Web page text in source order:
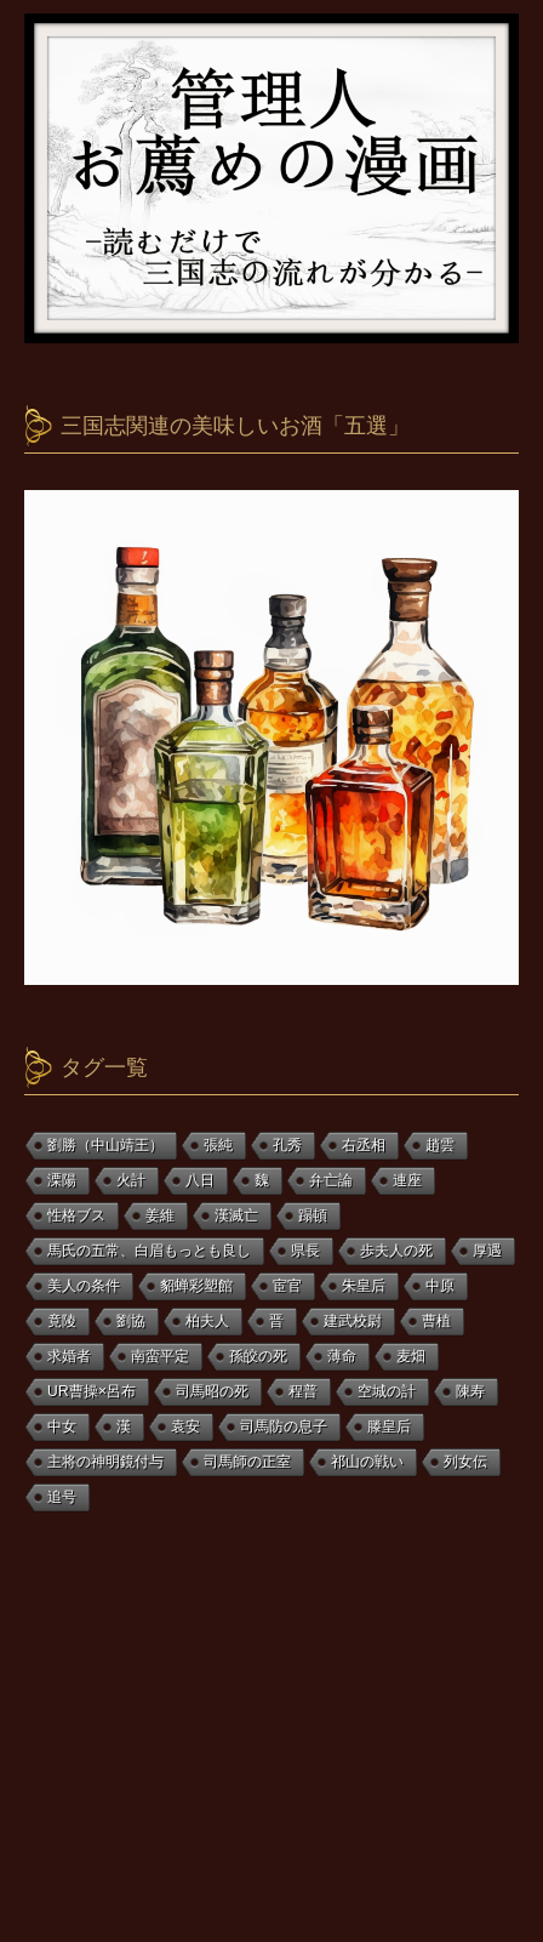
三国志関連の美味しいお酒「五選」
タグ一覧
劉勝（中山靖王） 張純 孔秀 右丞相 趙雲
溧陽 火計 八日 魏 弁亡論 連座
性格ブス 姜維 漢滅亡 蹋頓
馬氏の五常、白眉もっとも良し 県長 歩夫人の死 厚遇
美人の条件 貂蝉彩塑館 宦官 朱皇后 中原
竟陵 劉協 柏夫人 晋 建武校尉 曹植
求婚者 南蛮平定 孫皎の死 薄命 麦畑
UR曹操×呂布 司馬昭の死 程普 空城の計 陳寿
中女 漢 袁安 司馬防の息子 滕皇后
主将の神明鏡付与 司馬師の正室 祁山の戦い 列女伝
追号